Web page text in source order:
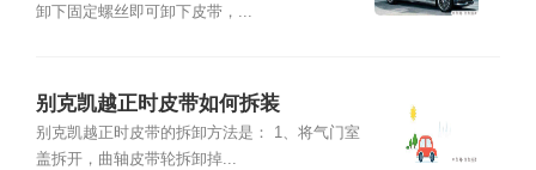
卸下固定螺丝即可卸下皮带，...
别克凯越正时皮带如何拆装
别克凯越正时皮带的拆卸方法是： 1、将气门室
盖拆开，曲轴皮带轮拆卸掉...